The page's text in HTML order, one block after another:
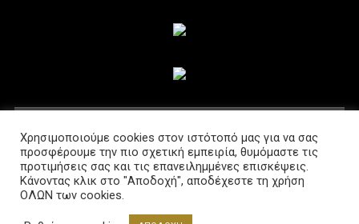
Χρησιμοποιούμε cookies στον ιστότοπό μας για να σας
προσφέρουμε την πιο σχετική εμπειρία, θυμόμαστε τις
προτιμήσεις σας και τις επανειλημμένες επισκέψεις.
Κάνοντας κλικ στο "Αποδοχή", αποδέχεστε τη χρήση
ΟΛΩΝ των cookies.